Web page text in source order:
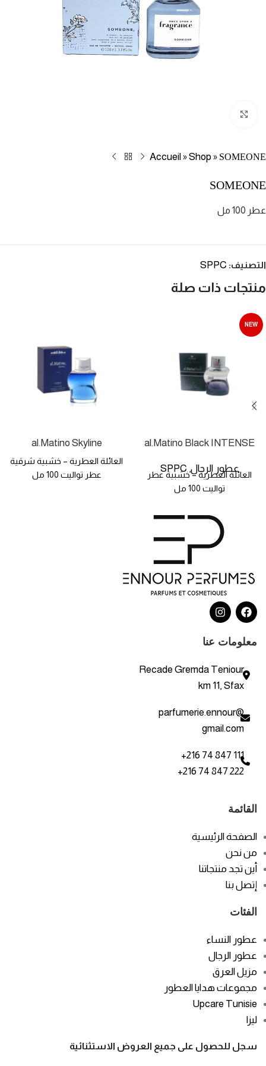
Accueil »Shop» SOMEONE
SOMEONE
عطر 100 مل
التصنيف: SPPC
منتجات ذات صلة
NEW
al.Matino Black INTENSE
عطور الرجال,
SPPC
العائلة العطرية – خشبية عطر
تواليت 100 مل
al.Matino Skyline
العائلة العطرية – خشبية شرقية
عطر تواليت 100 مل
معلومات عنا
Recade Gremda Teniour
km 11, Sfax
parfumerie.ennour@
gmail.com
+216 74 847 111
+216 74 847 222
القائمة
الصفحة الرئيسية
من نحن
أين تجد منتجاتنا
إتصل بنا
الفئات
عطور النساء
عطور الرجال
مزيل العرق
مجموعات هدايا العطور
Upcare Tunisie
ليزا
سجل للحصول على جميع العروض الاستثنائية